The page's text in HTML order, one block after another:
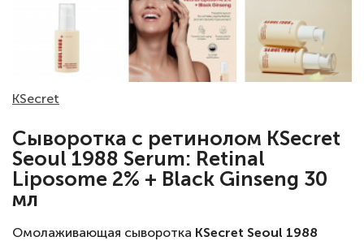
KSecret
Сыворотка с ретинолом KSecret
Seoul 1988 Serum: Retinal
Liposome 2% + Black Ginseng 30
мл
Омолаживающая сыворотка KSecret Seoul 1988